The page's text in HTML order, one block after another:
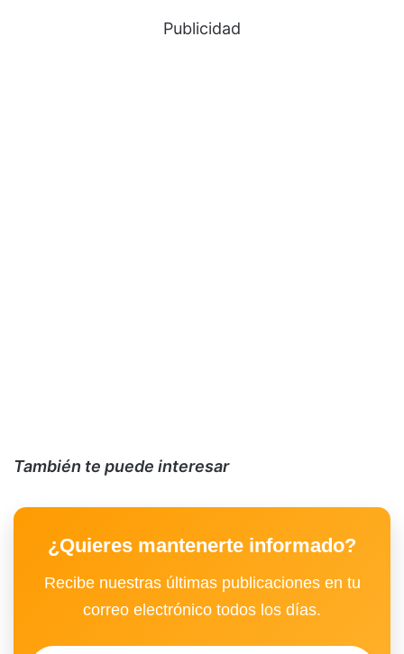
Publicidad
También te puede interesar
¿Quieres mantenerte informado?
Recibe nuestras últimas publicaciones en tu
correo electrónico todos los días.